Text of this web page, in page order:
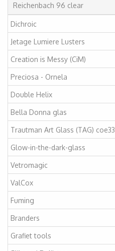
Reichenbach 96 clear
Dichroic
Jetage Lumiere Lusters
Creation is Messy (CiM)
Preciosa - Ornela
Double Helix
Bella Donna glas
Trautman Art Glass (TAG) coe33
Glow-in-the-dark-glass
Vetromagic
ValCox
Fuming
Branders
Grafiet tools